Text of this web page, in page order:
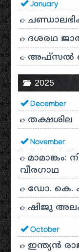
January
ദശരഥ
അഫ്സൽ
2025
December
തക്ഷശില
November
മാമാങ്കം:
വീരഗാഥ
ഡോ. കെ.
ഷിജു
October
ഇന്ത്യൻ